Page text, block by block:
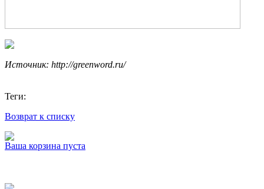
Источник: http://greenword.ru/
Теги:
Возврат к списку
Ваша корзина пуста